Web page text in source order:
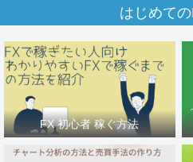
はじめて
FX 初心者 稼ぐ方法